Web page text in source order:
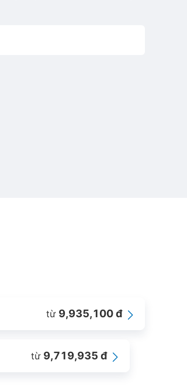
từ 9,935,100 đ
từ 9,719,935 đ